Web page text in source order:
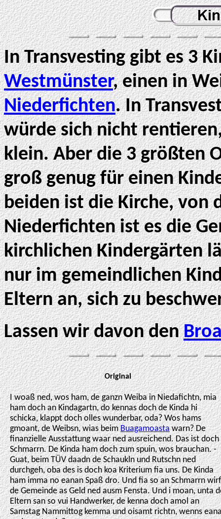
In Transvesting gibt es 3
Westmünster, einen in
Niederfichten. In
würde sich nicht
klein. Aber die 3 größten
groß genug für einen
beiden ist die Kirche, von
Niederfichten ist es die
kirchlichen Kindergärten
nur im gemeindlichen
Eltern an, sich zu
Lassen wir davon den
Original
I woaß ned, wos ham, de ganzn Weiba in Niedafichtn, mia
ham doch an Kindagartn, do kennas doch de Kinda hi
schicka, klappt doch olles wunderbar, oda? Wos hams
gmoant, de Weibsn, wias beimBuagamoastawarn? De
finanzielle Ausstattung waar ned ausreichend. Das ist doch
Schmarrn. De Kinda ham doch zum spuin, wos brauchan. -
Guat, beim TÜV daadn de Schaukln und Rutschn ned
durchgeh, oba des is doch koa Kriterium fia uns. De Kinda
ham imma no eanan Spaß dro. Und fia so an Schmarrn
de Gemeinde as Geld ned ausm Fensta. Und i moan, unta
Eltern san so vui Handwerker, de kenna doch amol an
Samstag Nammittog kemma und oisamt richtn, wenns